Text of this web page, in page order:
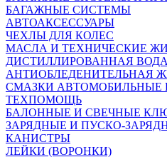
БАГАЖНЫЕ СИСТЕМЫ
АВТОАКСЕССУАРЫ
ЧЕХЛЫ ДЛЯ КОЛЕС
МАСЛА И ТЕХНИЧЕСКИЕ
ДИСТИЛЛИРОВАННАЯ ВОДА
АНТИОБЛЕДЕНИТЕЛЬНАЯ
СМАЗКИ АВТОМОБИЛЬНЫЕ
ТЕХПОМОЩЬ
БАЛОННЫЕ И СВЕЧНЫЕ
ЗАРЯДНЫЕ И ПУСКО-
КАНИСТРЫ
ЛЕЙКИ (ВОРОНКИ)